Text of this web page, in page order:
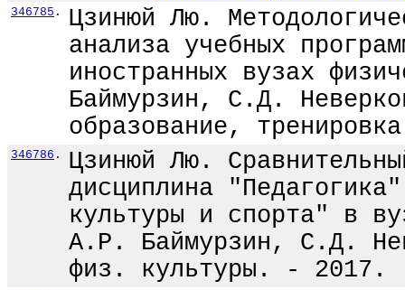
346785 .
Цзинюй Лю.
анализа учебных
иностранных вузах
Баймурзин, С.Д.
образование,
346786 .
Цзинюй Лю.
дисциплина
культуры и спорта" в
А.Р. Баймурзин, С.Д.
физ. культуры. -